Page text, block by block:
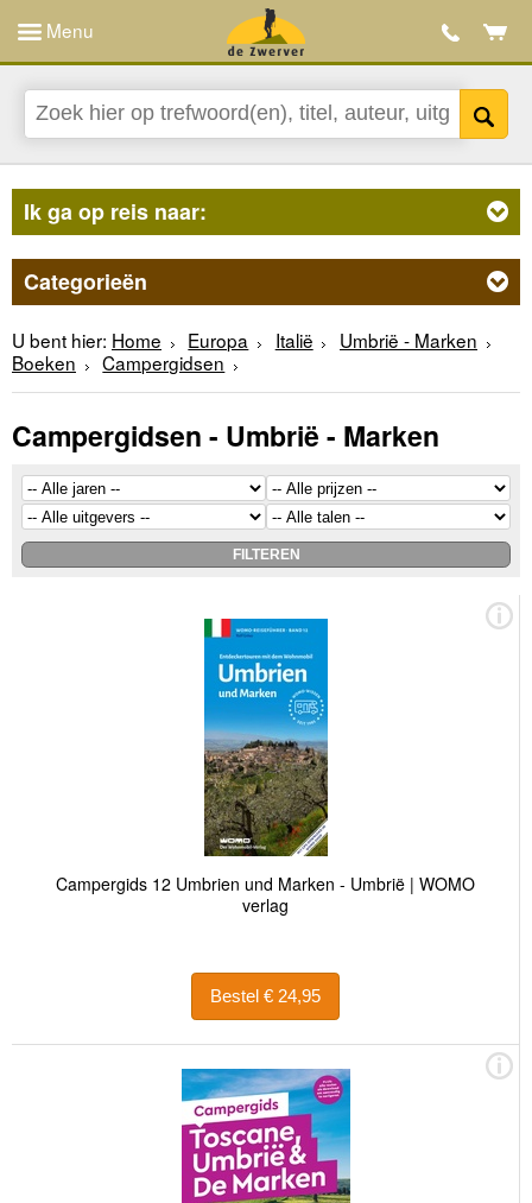
Menu
Ik ga op reis naar:
Categorieën
U bent hier: Home Europa Italië
Umbrië - Marken
Boeken
Campergidsen
Campergidsen - Umbrië - Marken
Campergids 12 Umbrien und Marken - Umbrië | WOMO
verlag
Bestel € 24,95